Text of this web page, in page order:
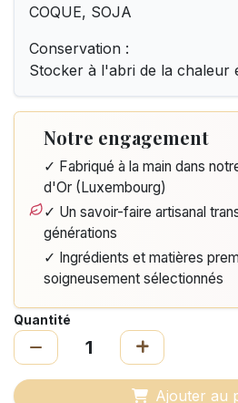
COQUE, SOJA
Conservation :
Stocker à l'abri de la chaleur
Notre engagement
✓ Fabriqué à la main dans
d'Or (Luxembourg)
✓ Un savoir-faire artisanal
générations
✓ Ingrédients et matières
soigneusement sélectionnés
Quantité
Ajouter au